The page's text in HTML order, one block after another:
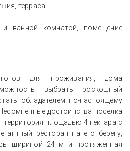
терраса.
и ванной комнатой, помещение
готов для проживания, дома
выбрать роскошный
обладателем по-настоящему
достоинства поселка
территория площадью 4 гектара с
ресторан на его берегу,
шириной 24 м и протяженная